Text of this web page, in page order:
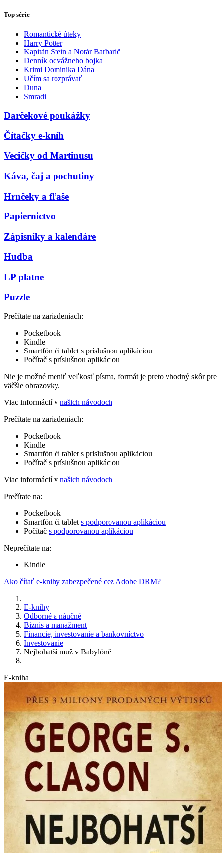
Top série
Romantické úteky
Harry Potter
Kapitán Stein a Notár Barbarič
Denník odvážneho bojka
Krimi Dominika Dána
Učím sa rozprávať
Duna
Smradi
Darčekové poukážky
Čítačky e-kníh
Vecičky od Martinusu
Káva, čaj a pochutiny
Hrnčeky a fľaše
Papiernictvo
Zápisníky a kalendáre
Hudba
LP platne
Puzzle
Prečítate na zariadeniach:
Pocketbook
Kindle
Smartfón či tablet s príslušnou aplikáciou
Počítač s príslušnou aplikáciou
Nie je možné meniť veľkosť písma, formát je preto vhodný skôr pre
väčšie obrazovky.
Viac informácií v našich návodoch
Prečítate na zariadeniach:
Pocketbook
Kindle
Smartfón či tablet s príslušnou aplikáciou
Počítač s príslušnou aplikáciou
Viac informácií v našich návodoch
Prečítate na:
Pocketbook
Smartfón či tablet s podporovanou aplikáciou
Počítač s podporovanou aplikáciou
Neprečítate na:
Kindle
Ako čítať e-knihy zabezpečené cez Adobe DRM?
E-knihy
Odborné a náučné
Biznis a manažment
Financie, investovanie a bankovníctvo
Investovanie
Nejbohatší muž v Babylóně
E-kniha